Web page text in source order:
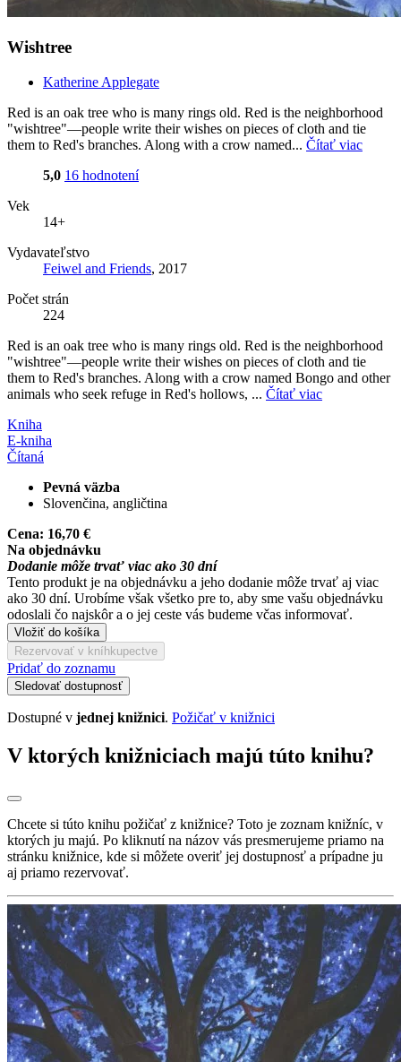
Wishtree
Katherine Applegate
Red is an oak tree who is many rings old. Red is the neighborhood
"wishtree"—people write their wishes on pieces of cloth and tie
them to Red's branches. Along with a crow named... Čítať viac
5,0 16 hodnotení
Vek
14+
Vydavateľstvo
Feiwel and Friends, 2017
Počet strán
224
Red is an oak tree who is many rings old. Red is the neighborhood
"wishtree"—people write their wishes on pieces of cloth and tie
them to Red's branches. Along with a crow named Bongo and other
animals who seek refuge in Red's hollows, ... Čítať viac
Kniha
E-kniha
Čítaná
Pevná väzba
Slovenčina, angličtina
Cena: 16,70 €
Na objednávku
Dodanie môže trvať viac ako 30 dní
Tento produkt je na objednávku a jeho dodanie môže trvať aj viac
ako 30 dní. Urobíme však všetko pre to, aby sme vašu objednávku
odoslali čo najskôr a o jej ceste vás budeme včas informovať.
Vložiť do košíka
Rezervovať v kníhkupectve
Pridať do zoznamu
Sledovať dostupnosť
Dostupné v jednej knižnici. Požičať v knižnici
V ktorých knižniciach majú túto knihu?
Chcete si túto knihu požičať z knižnice? Toto je zoznam knižníc, v
ktorých ju majú. Po kliknutí na názov vás presmerujeme priamo na
stránku knižnice, kde si môžete overiť jej dostupnosť a prípadne ju
aj priamo rezervovať.